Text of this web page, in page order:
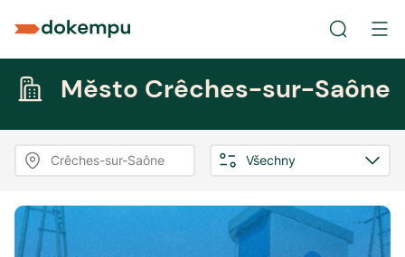
Město Crêches-sur-Saône
Crêches-sur-Saône Všechny